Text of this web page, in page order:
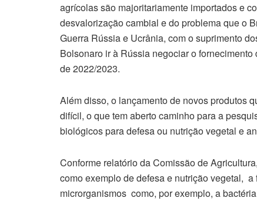
agrícolas são majoritariamente importados e
desvalorização cambial e do problema que o
Guerra Rússia e Ucrânia, com o suprimento
Bolsonaro ir à Rússia negociar o
de 2022/2023.
Além disso, o lançamento de novos produtos
difícil, o que tem aberto caminho para a
biológicos para defesa ou nutrição vegetal e
Conforme relatório da Comissão de
como exemplo de defesa e nutrição vegetal,
microrganismos como, por exemplo, a